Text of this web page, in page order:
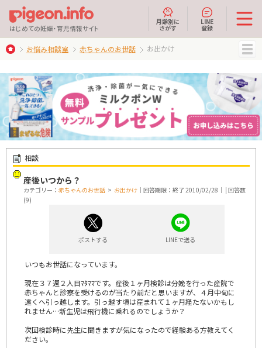
はじめての妊娠・育児情報サイト
月齢別に
さがす
LINE
登録
お悩み相談室 赤ちゃんのお世話 お出かけ
相談
産後いつから？
カテゴリー： 赤ちゃんのお世話 > お出かけ ｜回答期限：終了 2010/02/28｜ | 回答数
(9)
ポストする LINEで送る
いつもお世話になっています。
現在３７週２人目ﾏﾀﾏﾏです。産後１ヶ月検診は分娩を行った産院で
赤ちゃんと診察を受けるのが当たり前だと思いますが、４月中旬に
遠くへ引っ越します。引っ越す頃は産まれて１ヶ月経たないかもし
れません…新生児は飛行機に乗れるのでしょうか？
次回検診時に先生に聞きますが気になったので経験ある方教えてく
ださい。